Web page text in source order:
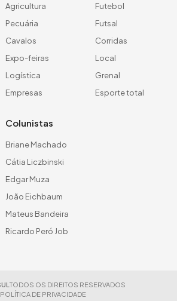
Agricultura
Pecuária
Cavalos
Expo-feiras
Logística
Empresas
Futebol
Futsal
Corridas
Local
Grenal
Esporte total
Colunistas
Briane Machado
Cátia Liczbinski
Edgar Muza
João Eichbaum
Mateus Bandeira
Ricardo Peró Job
TODOS OS DIREITOS RESERVADOS
POLÍTICA DE PRIVACIDADE